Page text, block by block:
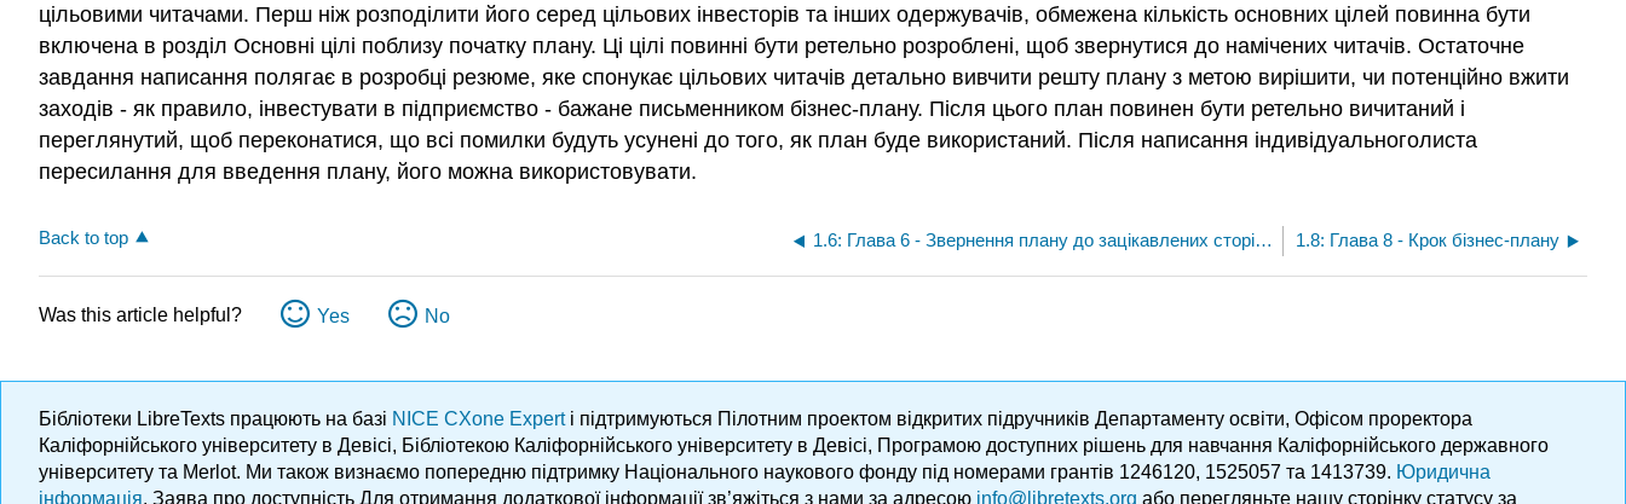
цільовими читачами. Перш ніж розподілити його серед цільових інвесторів та інших одержувачів, обмежена кількість основних цілей повинна бути
включена в розділ Основні цілі поблизу початку плану. Ці цілі повинні бути ретельно розроблені, щоб звернутися до намічених читачів. Остаточне
завдання написання полягає в розробці резюме, яке спонукає цільових читачів детально вивчити решту плану з метою вирішити, чи потенційно вжити
заходів - як правило, інвестувати в підприємство - бажане письменником бізнес-плану. Після цього план повинен бути ретельно вичитаний і
переглянутий, щоб переконатися, що всі помилки будуть усунені до того, як план буде використаний. Після написання індивідуальноголиста
пересилання для введення плану, його можна використовувати.
Back to top 1.6: Глава 6 - Звернення плану до зацікавлених сторін та бажаного для підприємця 1.8: Глава 8 - Крок бізнес-плану
Was this article helpful? Yes No
Бібліотеки LibreTexts працюють на базі NICE CXone Expert і підтримуються Пілотним проектом відкритих підручників Департаменту освіти, Офісом проректора
Каліфорнійського університету в Девісі, Бібліотекою Каліфорнійського університету в Девісі, Програмою доступних рішень для навчання Каліфорнійського державного
університету та Merlot. Ми також визнаємо попередню підтримку Національного наукового фонду під номерами грантів 1246120, 1525057 та 1413739. Юридична
інформація. Заява про доступність Для отримання додаткової інформації зв’яжіться з нами за адресою info@libretexts.org або перегляньте нашу сторінку статусу за